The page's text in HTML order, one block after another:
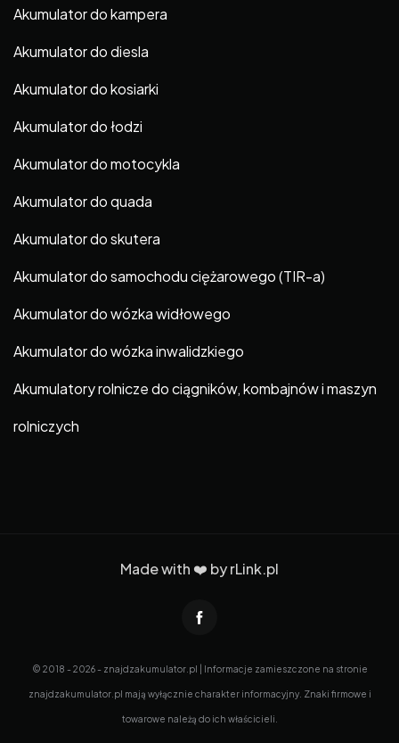
Akumulator do kampera
Akumulator do diesla
Akumulator do kosiarki
Akumulator do łodzi
Akumulator do motocykla
Akumulator do quada
Akumulator do skutera
Akumulator do samochodu ciężarowego (TIR-a)
Akumulator do wózka widłowego
Akumulator do wózka inwalidzkiego
Akumulatory rolnicze do ciągników, kombajnów i maszyn
rolniczych
Made with ❤️ byrLink.pl
© 2018 - 2026 - znajdzakumulator.pl | Informacje zamieszczone na stronie
znajdzakumulator.pl mają wyłącznie charakter informacyjny. Znaki firmowe i
towarowe należą do ich właścicieli.